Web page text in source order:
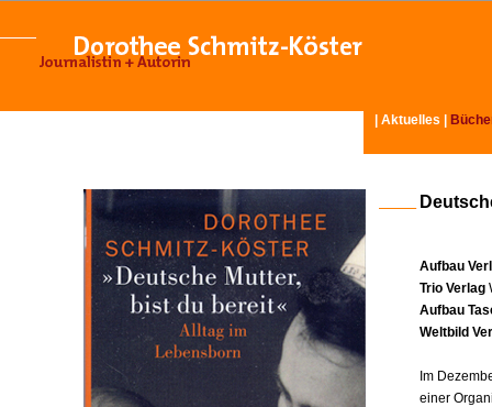
Aktuelles
Aufbau
Trio Verlag
Aufbau
Weltbild
Im
einer